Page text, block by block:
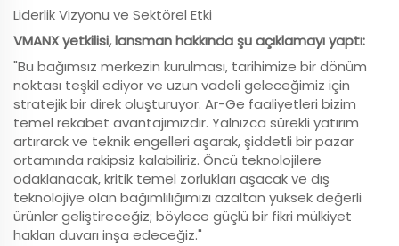
Liderlik Vizyonu ve Sektörel Etki
VMANX yetkilisi, lansman hakkında şu açıklamayı yaptı:
"Bu bağımsız merkezin kurulması, tarihimize bir dönüm
noktası teşkil ediyor ve uzun vadeli geleceğimiz için
stratejik bir direk oluşturuyor. Ar-Ge faaliyetleri bizim
temel rekabet avantajımızdır. Yalnızca sürekli yatırım
artırarak ve teknik engelleri aşarak, şiddetli bir pazar
ortamında rakipsiz kalabiliriz. Öncü teknolojilere
odaklanacak, kritik temel zorlukları aşacak ve dış
teknolojiye olan bağımlılığımızı azaltan yüksek değerli
ürünler geliştireceğiz; böylece güçlü bir fikri mülkiyet
hakları duvarı inşa edeceğiz."